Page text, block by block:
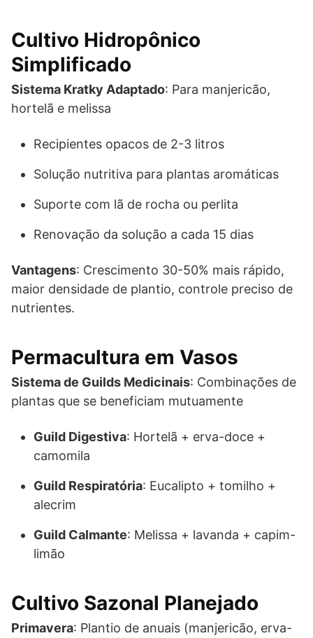
Cultivo Hidropônico
Simplificado
Sistema Kratky Adaptado: Para manjericão,
hortelã e melissa
Recipientes opacos de 2-3 litros
Solução nutritiva para plantas aromáticas
Suporte com lã de rocha ou perlita
Renovação da solução a cada 15 dias
Vantagens: Crescimento 30-50% mais rápido,
maior densidade de plantio, controle preciso de
nutrientes.
Permacultura em Vasos
Sistema de Guilds Medicinais: Combinações de
plantas que se beneficiam mutuamente
Guild Digestiva: Hortelã + erva-doce +
camomila
Guild Respiratória: Eucalipto + tomilho +
alecrim
Guild Calmante: Melissa + lavanda + capim-
limão
Cultivo Sazonal Planejado
Primavera: Plantio de anuais (manjericão, erva-